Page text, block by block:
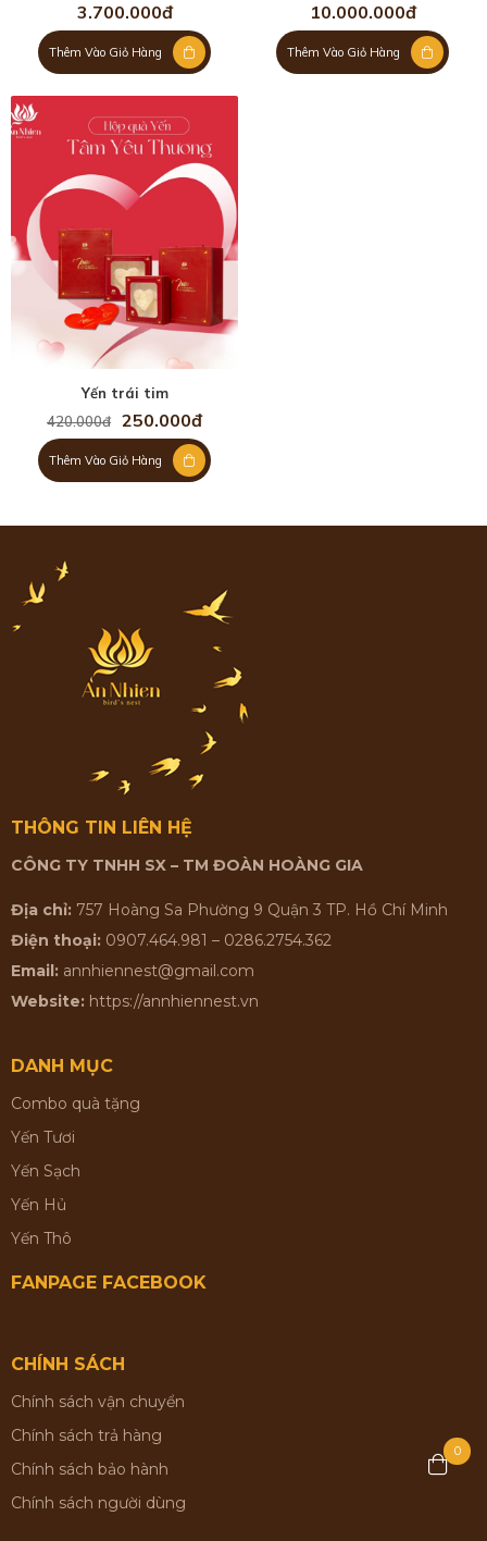
3.700.000đ
Thêm Vào Giỏ Hàng
10.000.000đ
Thêm Vào Giỏ Hàng
Yến trái tim
420.000đ
250.000đ
Thêm Vào Giỏ Hàng
THÔNG TIN LIÊN HỆ
CÔNG TY TNHH SX – TM ĐOÀN HOÀNG GIA
Địa chỉ: 757 Hoàng Sa Phường 9 Quận 3 TP. Hồ Chí Minh
Điện thoại: 0907.464.981 – 0286.2754.362
Email: annhiennest@gmail.com
Website: https://annhiennest.vn
DANH MỤC
Combo quà tặng
Yến Tươi
Yến Sạch
Yến Hủ
Yến Thô
FANPAGE FACEBOOK
CHÍNH SÁCH
Chính sách vận chuyển
Chính sách trả hàng
Chính sách bảo hành
Chính sách người dùng
0